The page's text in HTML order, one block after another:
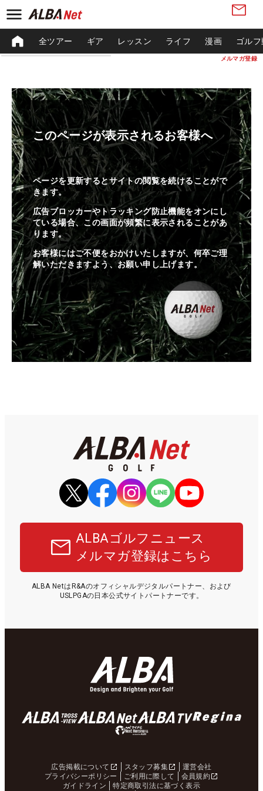
メルマガ登録
全ツアー ギア レッスン ライフ 漫画 ゴル
このページが表示されるお客様へ
ページを更新するとサイトの閲覧を続けることがで
きます。
広告ブロッカーやトラッキング防止機能をオンにし
ている場合、この画面が頻繁に表示されることがあ
ります。
お客様にはご不便をおかけいたしますが、何卒ご理
解いただきますよう、お願い申し上げます。
ALBAゴルフニュース
メルマガ登録はこちら
ALBA NetはR&Aのオフィシャルデジタルパートナー、および
USLPGAの日本公式サイトパートナーです。
広告掲載について スタッフ募集
運営会社
プライバシーポリシー
ご利用に際して
会員規約
ガイドライン
特定商取引法に基づく表示